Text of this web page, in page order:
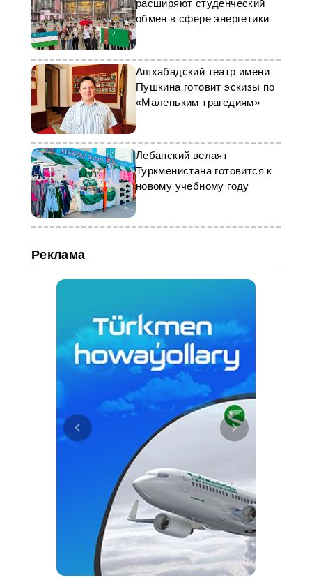
источник. В завершение встречи
проректор института Гульшат
Юсупова и заведующий кафедрой
Перхат Чарыев показали гостю
расширяют студенческий
обмен в сфере энергетики
Ашхабадский театр имени
Пушкина готовит эскизы по
«Маленьким трагедиям»
Лебапский велаят
Туркменистана готовится к
новому учебному году
Реклама